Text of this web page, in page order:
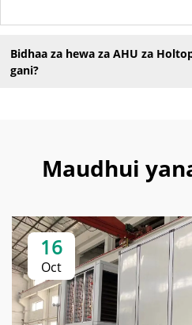
Bidhaa za hewa za AHU za
gani?
Maudhui
16
Oct